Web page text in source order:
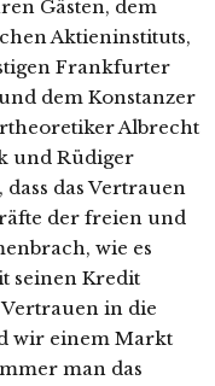
Gästen, dem
Aktieninstituts,
Frankfurter
dem Konstanzer
Albrecht
und Rüdiger
das Vertrauen
der freien und
wie es
seinen Kredit
in die
wir einem Markt
man das